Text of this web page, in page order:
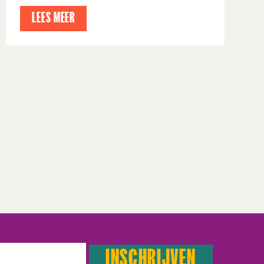
LEES MEER